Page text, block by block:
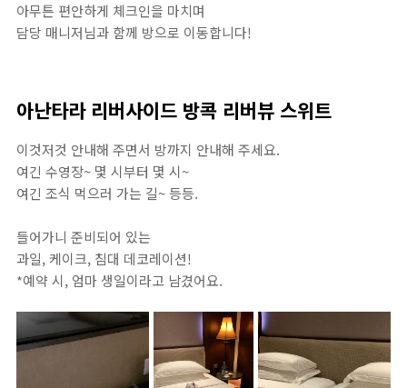
아무튼 편안하게 체크인을 마치며
담당 매니저님과 함께 방으로 이동합니다!
아난타라 리버사이드 방콕 리버뷰 스위트
이것저것 안내해 주면서 방까지 안내해 주세요.
여긴 수영장~ 몇 시부터 몇 시~
여긴 조식 먹으러 가는 길~ 등등.
들어가니 준비되어 있는
과일, 케이크, 침대 데코레이션!
*예약 시, 엄마 생일이라고 남겼어요.